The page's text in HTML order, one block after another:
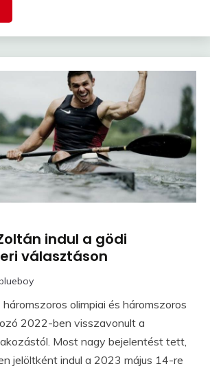
indul a gödi
választáson
olimpiai és háromszoros
2022-ben visszavonult a
Most nagy bejelentést tett,
jelöltként indul a 2023 május 14-re